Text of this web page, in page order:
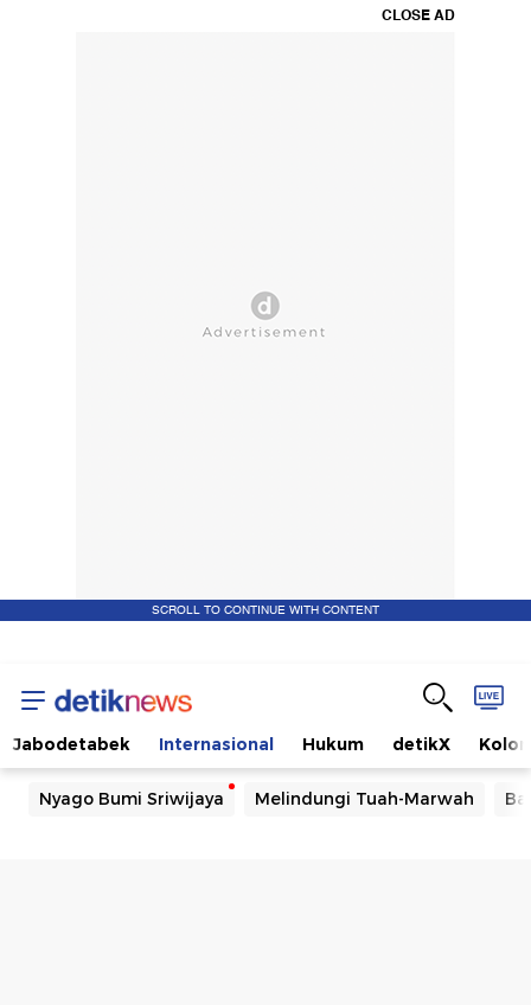
CLOSE AD
SCROLL TO CONTINUE WITH CONTENT
Jabodetabek Internasional Hukum detikX
Nyago Bumi Sriwijaya Melindungi Tuah-Marwah